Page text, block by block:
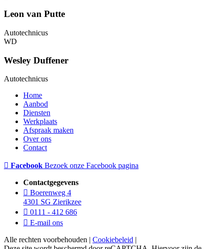
Leon van Putte
Autotechnicus
WD
Wesley Duffener
Autotechnicus
Home
Aanbod
Diensten
Werkplaats
Afspraak maken
Over ons
Contact
Facebook Bezoek onze Facebook pagina
Contactgegevens
Boerenweg 4
4301 SG Zierikzee
0111 - 412 686
E-mail ons
Alle rechten voorbehouden | Cookiebeleid